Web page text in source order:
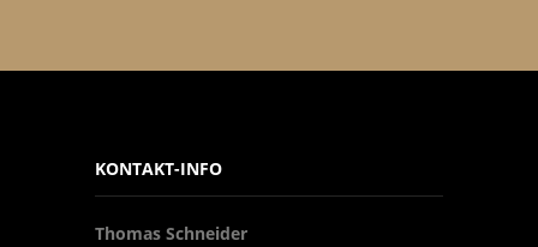
KONTAKT-INFO
Thomas Schneider